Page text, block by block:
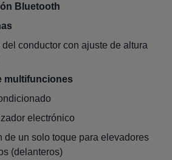
Bluetooth
conductor con ajuste de altura
multifunciones
electrónico
de un solo toque para elevadores
(delanteros)